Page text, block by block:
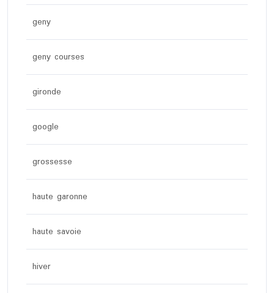
geny
geny courses
gironde
google
grossesse
haute garonne
haute savoie
hiver